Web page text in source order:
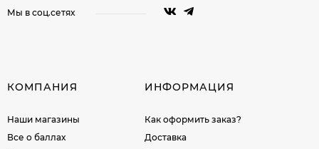
Мы в соц.сетях
КОМПАНИЯ
Наши магазины
Все о баллах
ИНФОРМАЦИЯ
Как оформить заказ?
Доставка